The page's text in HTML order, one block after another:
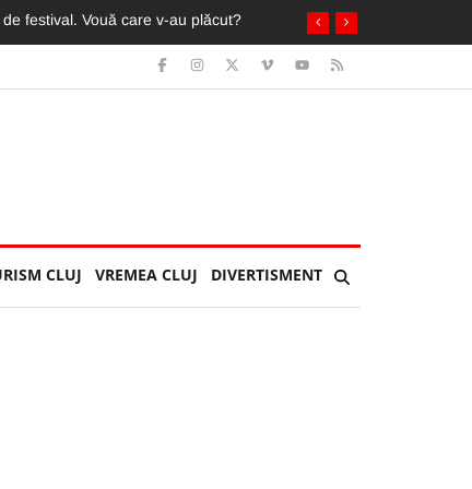
de fani români și străini
CLUJ VREMEA CLUJ DIVERTISMENT